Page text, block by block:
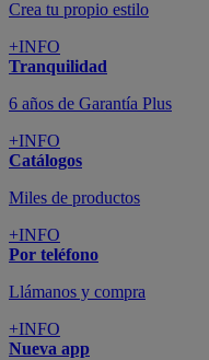
Crea tu propio estilo
+INFO
Tranquilidad
6 años de Garantía Plus
+INFO
Catálogos
Miles de productos
+INFO
Por teléfono
Llámanos y compra
+INFO
Nueva app